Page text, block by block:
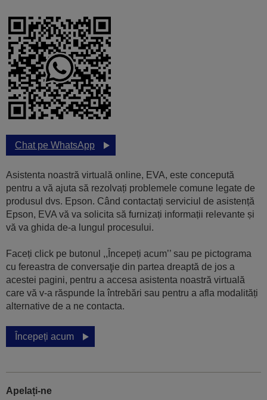
Chat pe WhatsApp
Asistenta noastră virtuală online, EVA, este concepută
pentru a vă ajuta să rezolvați problemele comune legate de
produsul dvs. Epson. Când contactați serviciul de asistență
Epson, EVA vă va solicita să furnizați informații relevante și
vă va ghida de-a lungul procesului.
Faceți click pe butonul ,,Începeți acum’’ sau pe pictograma
cu fereastra de conversaţie din partea dreaptă de jos a
acestei pagini, pentru a accesa asistenta noastră virtuală
care vă v-a răspunde la întrebări sau pentru a afla modalități
alternative de a ne contacta.
Începeți acum
Apelați-ne